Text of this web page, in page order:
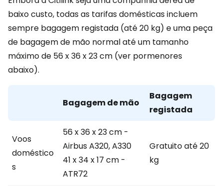
baixo custo, todas as tarifas domésticas incluem
sempre bagagem registada (até 20 kg) e uma peça
de bagagem de mão normal até um tamanho
máximo de 56 x 36 x 23 cm (ver pormenores
abaixo).
Bagagem de mão
Bagagem
registada
Voos
doméstico
s
56 x 36 x 23 cm -
Airbus A320, A330
41 x 34 x 17 cm -
ATR72
Gratuito até 20
kg